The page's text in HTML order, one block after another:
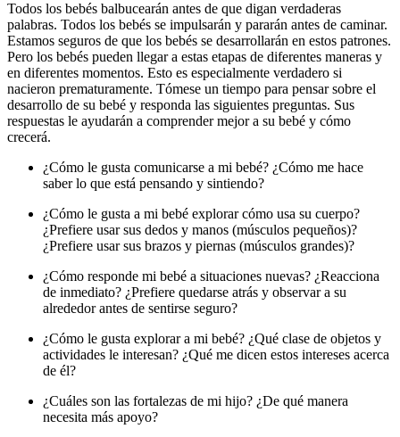
Todos los bebés balbucearán antes de que digan verdaderas
palabras. Todos los bebés se impulsarán y pararán antes de caminar.
Estamos seguros de que los bebés se desarrollarán en estos patrones.
Pero los bebés pueden llegar a estas etapas de diferentes maneras y
en diferentes momentos. Esto es especialmente verdadero si
nacieron prematuramente. Tómese un tiempo para pensar sobre el
desarrollo de su bebé y responda las siguientes preguntas. Sus
respuestas le ayudarán a comprender mejor a su bebé y cómo
crecerá.
¿Cómo le gusta comunicarse a mi bebé? ¿Cómo me hace
saber lo que está pensando y sintiendo?
¿Cómo le gusta a mi bebé explorar cómo usa su cuerpo?
¿Prefiere usar sus dedos y manos (músculos pequeños)?
¿Prefiere usar sus brazos y piernas (músculos grandes)?
¿Cómo responde mi bebé a situaciones nuevas? ¿Reacciona
de inmediato? ¿Prefiere quedarse atrás y observar a su
alrededor antes de sentirse seguro?
¿Cómo le gusta explorar a mi bebé? ¿Qué clase de objetos y
actividades le interesan? ¿Qué me dicen estos intereses acerca
de él?
¿Cuáles son las fortalezas de mi hijo? ¿De qué manera
necesita más apoyo?